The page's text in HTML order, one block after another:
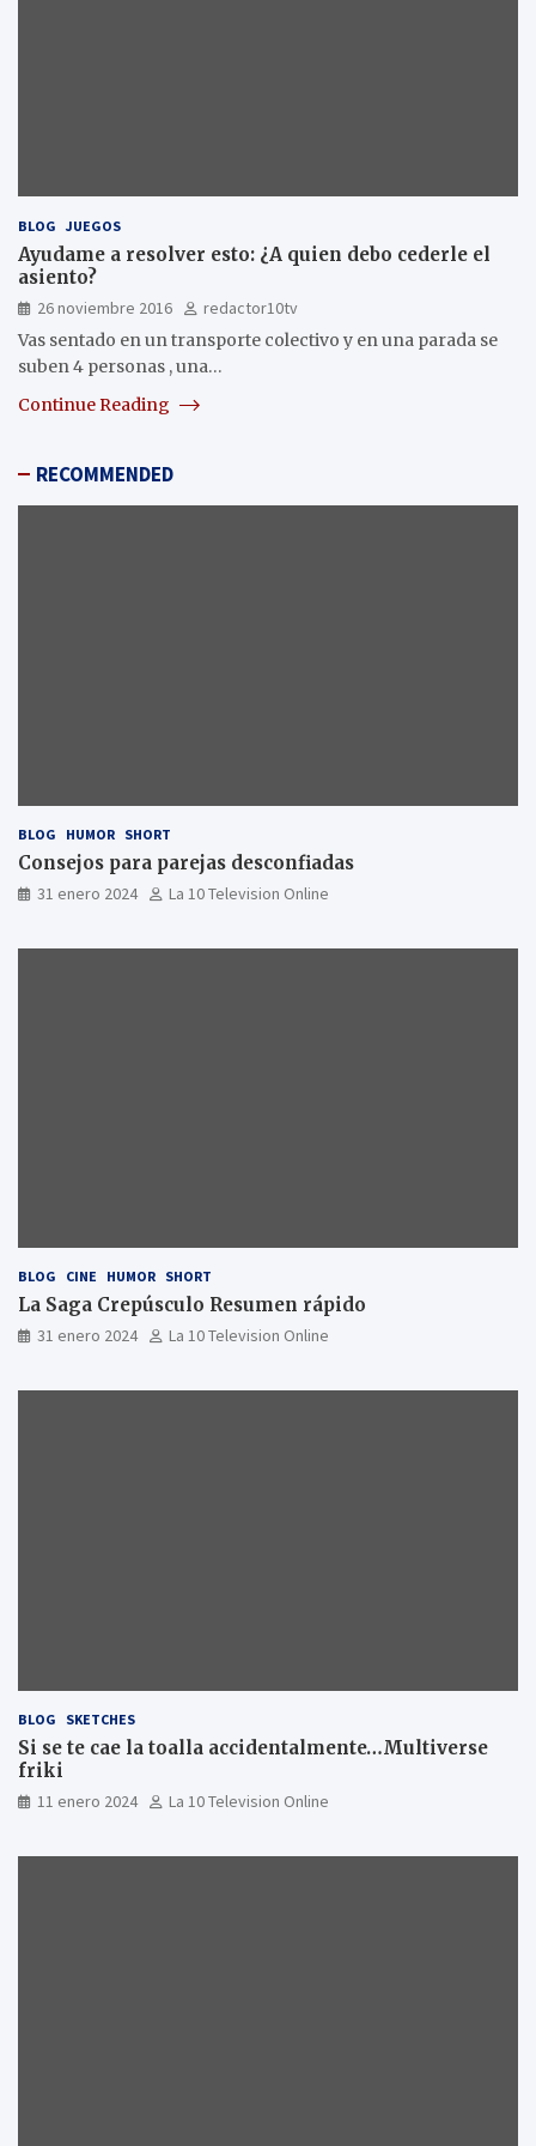
BLOG JUEGOS
Ayudame a resolver esto: ¿A quien debo cederle el
asiento?
26 noviembre 2016
redactor10tv
Vas sentado en un transporte colectivo y en una parada se
suben 4 personas , una…
Continue Reading
RECOMMENDED
BLOG HUMOR SHORT
Consejos para parejas desconfiadas
31 enero 2024 La 10 Television Online
BLOG CINE HUMOR SHORT
La Saga Crepúsculo Resumen rápido
31 enero 2024 La 10 Television Online
BLOG SKETCHES
Si se te cae la toalla accidentalmente…Multiverse
friki
11 enero 2024 La 10 Television Online